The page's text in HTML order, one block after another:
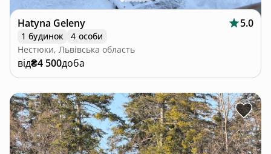
Hatyna Geleny 5.0
1 будинок
4 особи
Нестюки, Львівська область
від₴4 500доба